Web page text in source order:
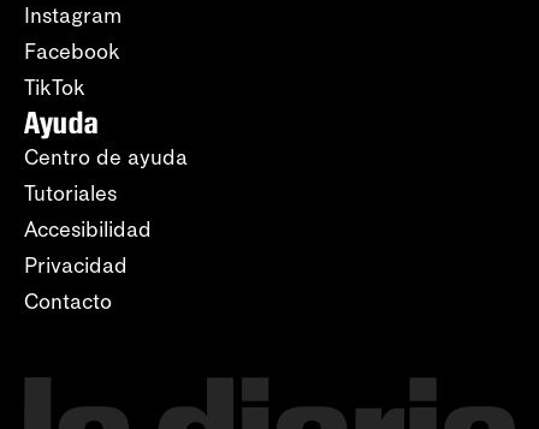
Instagram
Facebook
TikTok
Ayuda
Centro de ayuda
Tutoriales
Accesibilidad
Privacidad
Contacto